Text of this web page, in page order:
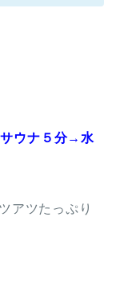
ウナ５分→水
ツアツたっぷり